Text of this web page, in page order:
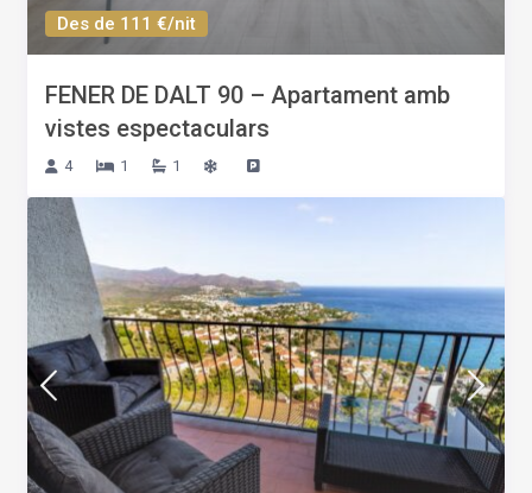
Des de 111 €/nit
FENER DE DALT 90 – Apartament amb
vistes espectaculars
4 1 1